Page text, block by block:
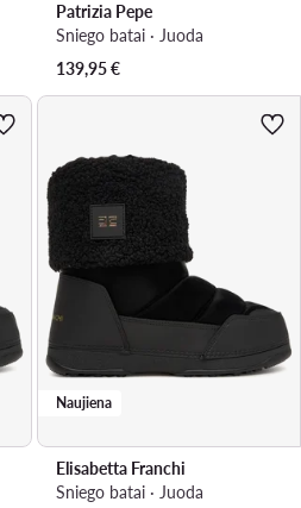
Patrizia Pepe
Sniego batai · Juoda
139,95€
Naujiena
Elisabetta Franchi
Sniego batai · Juoda